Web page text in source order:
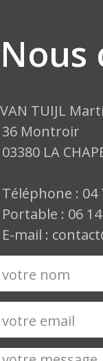
Nous
VAN TUIJL
36 Montroir
03380 LA
Téléphone : 04
Portable : 06
E-mail :